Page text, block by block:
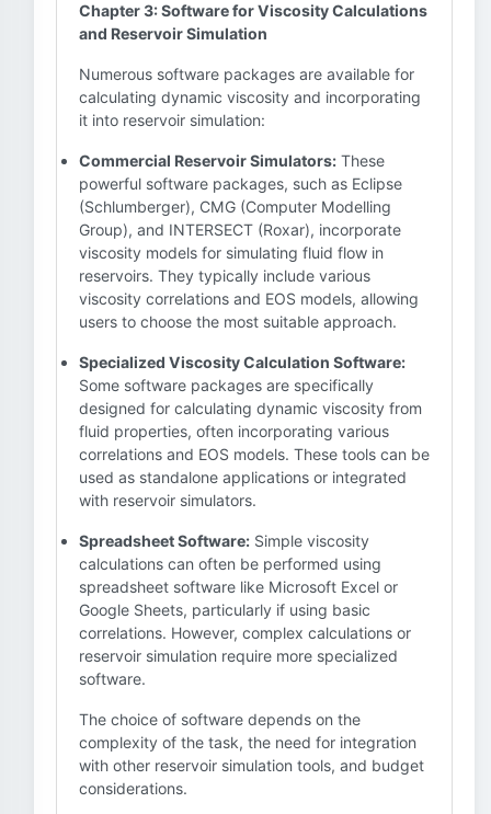
Chapter 3: Software for Viscosity Calculations
and Reservoir Simulation
Numerous software packages are available for
calculating dynamic viscosity and incorporating
it into reservoir simulation:
Commercial Reservoir Simulators: These
powerful software packages, such as Eclipse
(Schlumberger), CMG (Computer Modelling
Group), and INTERSECT (Roxar), incorporate
viscosity models for simulating fluid flow in
reservoirs. They typically include various
viscosity correlations and EOS models, allowing
users to choose the most suitable approach.
Specialized Viscosity Calculation Software:
Some software packages are specifically
designed for calculating dynamic viscosity from
fluid properties, often incorporating various
correlations and EOS models. These tools can be
used as standalone applications or integrated
with reservoir simulators.
Spreadsheet Software: Simple viscosity
calculations can often be performed using
spreadsheet software like Microsoft Excel or
Google Sheets, particularly if using basic
correlations. However, complex calculations or
reservoir simulation require more specialized
software.
The choice of software depends on the
complexity of the task, the need for integration
with other reservoir simulation tools, and budget
considerations.